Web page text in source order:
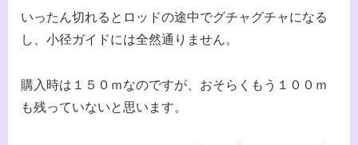
いったん切れるとロッドの途中でグチャグチャになる
し、小径ガイドには全然通りません。
購入時は１５０ｍなのですが、おそらくもう１００ｍ
も残っていないと思います。